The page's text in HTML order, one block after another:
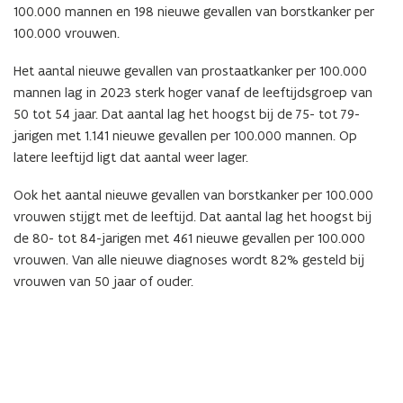
100.000 mannen en 198 nieuwe gevallen van borstkanker per
100.000 vrouwen.
Het aantal nieuwe gevallen van prostaatkanker per 100.000
mannen lag in 2023 sterk hoger vanaf de leeftijdsgroep van
50 tot 54 jaar. Dat aantal lag het hoogst bij de 75- tot 79-
jarigen met 1.141 nieuwe gevallen per 100.000 mannen. Op
latere leeftijd ligt dat aantal weer lager.
Ook het aantal nieuwe gevallen van borstkanker per 100.000
vrouwen stijgt met de leeftijd. Dat aantal lag het hoogst bij
de 80- tot 84-jarigen met 461 nieuwe gevallen per 100.000
vrouwen. Van alle nieuwe diagnoses wordt 82% gesteld bij
vrouwen van 50 jaar of ouder.